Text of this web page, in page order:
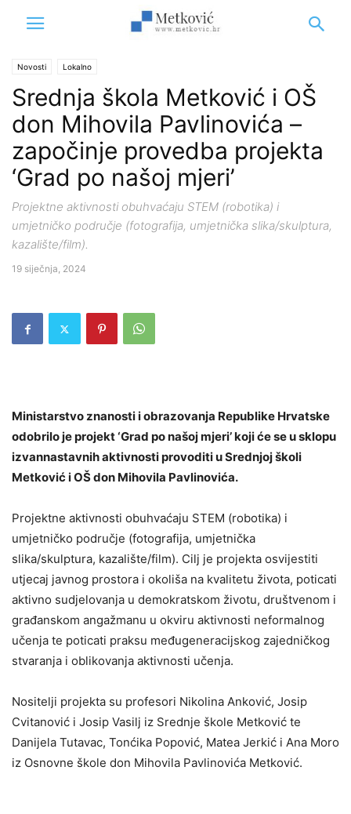
Novosti Lokalno
Srednja škola Metković i OŠ
don Mihovila Pavlinovića –
započinje provedba projekta
‘Grad po našoj mjeri’
Projektne aktivnosti obuhvaćaju STEM (robotika) i
umjetničko područje (fotografija, umjetnička slika/skulptura,
kazalište/film).
19 siječnja, 2024
Ministarstvo znanosti i obrazovanja Republike Hrvatske
odobrilo je projekt ‘Grad po našoj mjeri’ koji će se u sklopu
izvannastavnih aktivnosti provoditi u Srednjoj školi
Metković i OŠ don Mihovila Pavlinovića.
Projektne aktivnosti obuhvaćaju STEM (robotika) i
umjetničko područje (fotografija, umjetnička
slika/skulptura, kazalište/film). Cilj je projekta osvijestiti
utjecaj javnog prostora i okoliša na kvalitetu života, poticati
aktivno sudjelovanja u demokratskom životu, društvenom i
građanskom angažmanu u okviru aktivnosti neformalnog
učenja te poticati praksu međugeneracijskog zajedničkog
stvaranja i oblikovanja aktivnosti učenja.
Nositelji projekta su profesori Nikolina Anković, Josip
Cvitanović i Josip Vasilj iz Srednje škole Metković te
Danijela Tutavac, Tonćika Popović, Matea Jerkić i Ana Moro
iz Osnovne škole don Mihovila Pavlinovića Metković.